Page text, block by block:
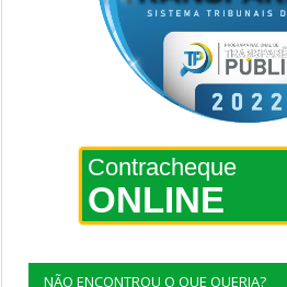
Contracheque
ONLINE
NÃO ENCONTROU O QUE QUERIA?